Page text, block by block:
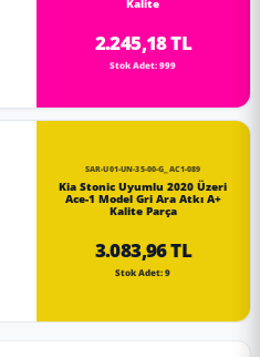
Kalite
2.245,18 TL
Stok Adet: 999
SAR-U01-UN-35-00-G_AC1-089
Kia Stonic Uyumlu 2020 Üzeri
Ace-1 Model Gri Ara Atkı A+
Kalite Parça
3.083,96 TL
Stok Adet: 9